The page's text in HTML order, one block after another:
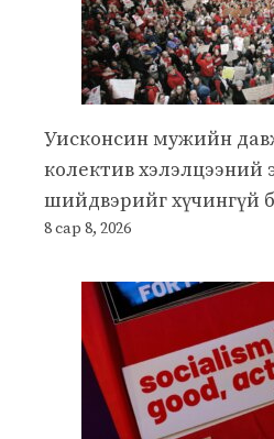
Уисконсин мужийн
колектив хэлэлцээний
шийдвэрийг хүчингүй
8 сар 8, 2026